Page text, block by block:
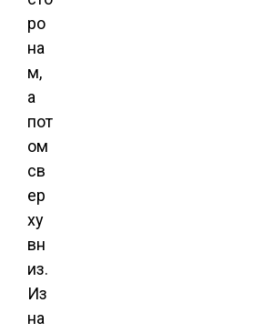
ро
на
м,
а
пот
ом
св
ер
ху
вн
из.
Из
на